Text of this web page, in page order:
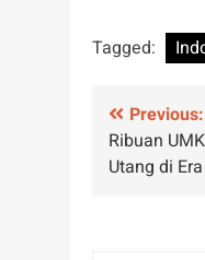
Tagged:
Post
Previous:
Ribuan
Utang di